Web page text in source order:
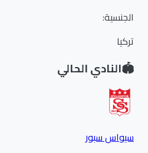
الجنسية:
تركيا
النادي الحالي
سيواس سبور